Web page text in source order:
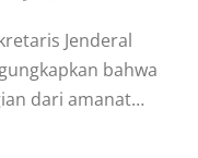
Jenderal
bahwa
dari amanat…